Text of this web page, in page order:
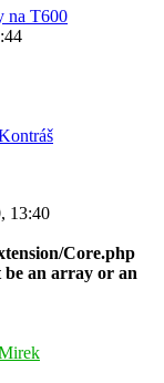
na T600
13:40
Core.php
be an array or an